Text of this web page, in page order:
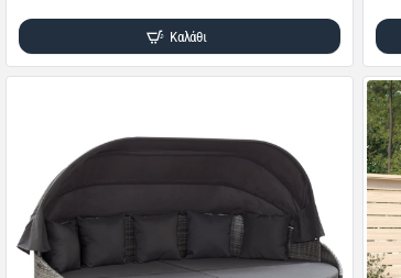
Καλάθι